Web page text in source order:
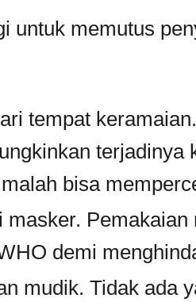
untuk memutus
tempat
terjadinya
bisa
masker.
demi
mudik. Tidak ada